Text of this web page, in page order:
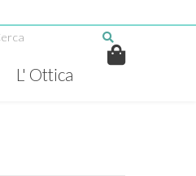
L' Ottica